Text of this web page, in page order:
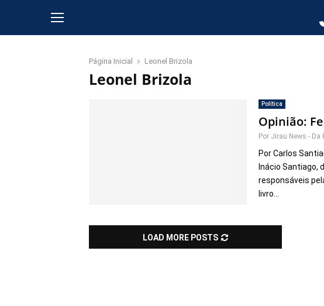
Página Inicial Leonel Brizola
Leonel Brizola
Política
Opinião:
Por Jirau News - Da
Por Carlos
Inácio Santiago,
responsáveis
livro...
LOAD MORE POSTS